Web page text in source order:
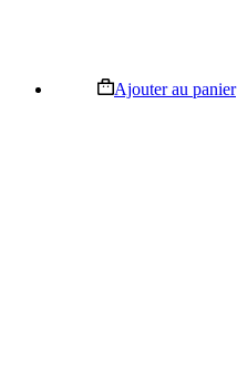
Ajouter au panier